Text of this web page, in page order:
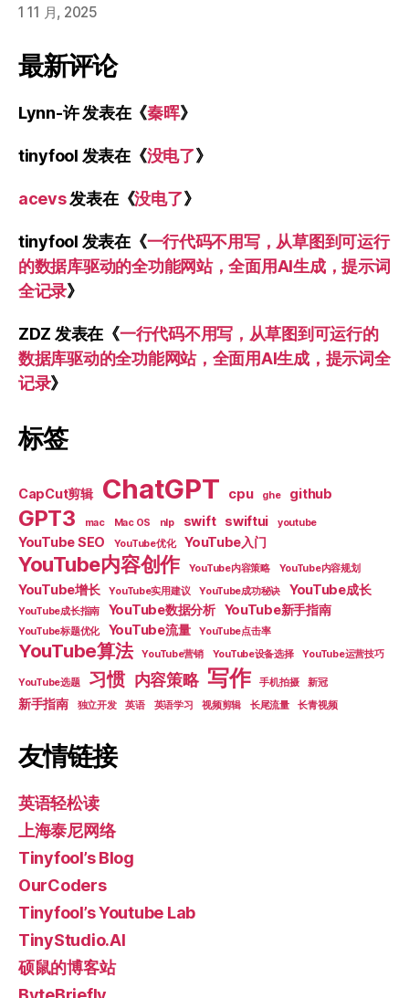
1 11 月, 2025
最新评论
Lynn-许发表在《秦晖》
tinyfool 发表在《没电了》
acevs发表在《没电了》
tinyfool 发表在《一行代码不用写，从草图到可运行
的数据库驱动的全功能网站，全面用AI生成，提示词
全记录》
ZDZ 发表在《一行代码不用写，从草图到可运行的
数据库驱动的全功能网站，全面用AI生成，提示词全
记录》
标签
CapCut剪辑 ChatGPT cpu ghe github
GPT3 mac Mac OS nlp swift swiftui youtube
YouTube SEO YouTube优化 YouTube入门
YouTube内容创作 YouTube内容策略 YouTube内容规划
YouTube增长 YouTube实用建议 YouTube成功秘诀 YouTube成长
YouTube成长指南 YouTube数据分析 YouTube新手指南
YouTube标题优化 YouTube流量 YouTube点击率
YouTube算法 YouTube营销 YouTube设备选择 YouTube运营技巧
YouTube选题 习惯 内容策略 写作 手机拍摄 新冠
新手指南 独立开发 英语 英语学习 视频剪辑 长尾流量 长青视频
友情链接
英语轻松读
上海泰尼网络
Tinyfool’s Blog
OurCoders
Tinyfool’s Youtube Lab
TinyStudio.AI
硕鼠的博客站